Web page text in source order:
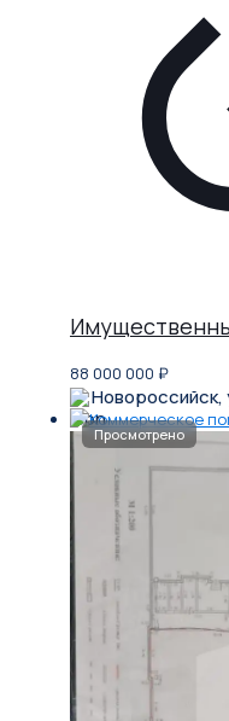
88 000 000 ₽
Новороссийск,